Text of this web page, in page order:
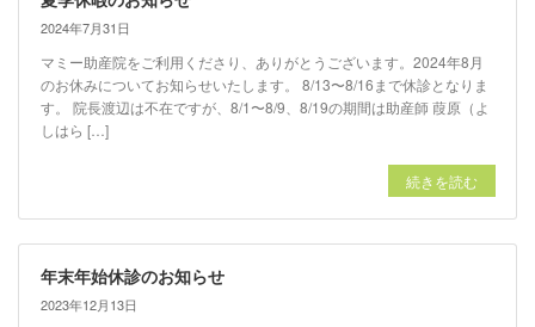
2024年7月31日
マミー助産院をご利用くださり、ありがとうございます。2024年8月
のお休みについてお知らせいたします。 8/13〜8/16まで休診となりま
す。 院長渡辺は不在ですが、8/1〜8/9、8/19の期間は助産師 葭原（よ
しはら […]
続きを読む
年末年始休診のお知らせ
2023年12月13日